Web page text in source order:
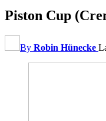
Piston Cup
By Robin Hünecke